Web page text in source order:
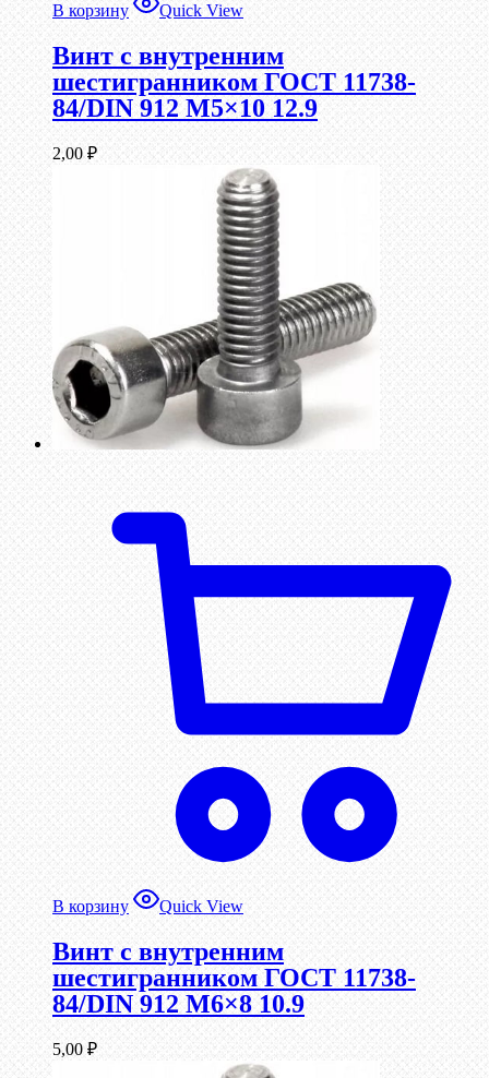
В корзину Quick View
Винт c внутренним
шестигранником ГОСТ 11738-
84/DIN 912 М5×10 12.9
2,00 ₽
В корзину Quick View
Винт c внутренним
шестигранником ГОСТ 11738-
84/DIN 912 М6×8 10.9
5,00 ₽